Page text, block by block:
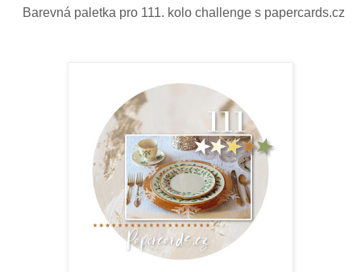
Barevná paletka pro 111. kolo challenge s papercards.cz